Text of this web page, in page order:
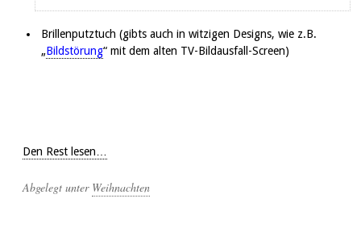
Brillenputztuch (gibts auch in witzigen Designs, wie z.B.
„Bildstörung“ mit dem alten TV-Bildausfall-Screen)
Den Rest lesen…
Abgelegt unter Weihnachten